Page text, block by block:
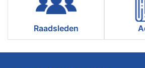
Raadsleden